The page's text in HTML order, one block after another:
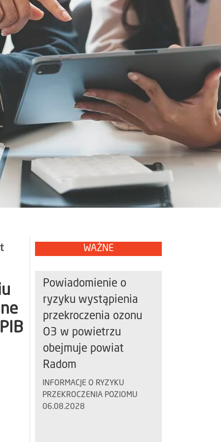
WAŻNE
Powiadomienie o
ryzyku wystąpienia
przekroczenia ozonu
O3 w powietrzu
obejmuje powiat
Radom
INFORMACJE O RYZYKU
PRZEKROCZENIA POZIOMU
06.08.2028